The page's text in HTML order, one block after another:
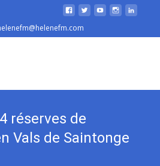
réserves de
Vals de Saintonge